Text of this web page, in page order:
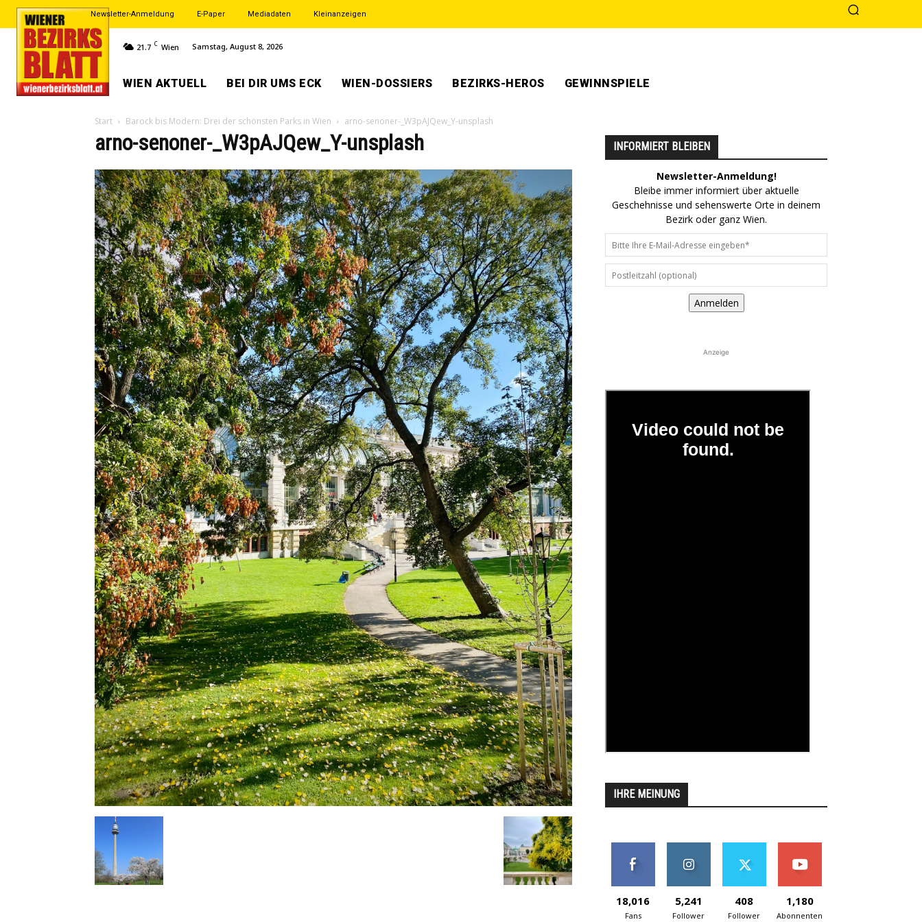
Newsletter-Anmeldung E-Paper Mediadaten Kleinanzeigen
21.7 C Wien Samstag, August 8, 2026
WIEN AKTUELL BEI DIR UMS ECK WIEN-DOSSIERS BEZIRKS-HEROS GEWINNSPIELE
Start Barock bis Modern: Drei der schönsten Parks in Wien arno-senoner-_W3pAJQew_Y-unsplash
arno-senoner-_W3pAJQew_Y-unsplash INFORMIERT BLEIBEN
Newsletter-Anmeldung!
Bleibe immer informiert über aktuelle
Geschehnisse und sehenswerte Orte in deinem
Bezirk oder ganz Wien.
Anmelden
Anzeige
IHRE MEINUNG
18,016
Fans
5,241
Follower
408
Follower
1,180
Abonnenten